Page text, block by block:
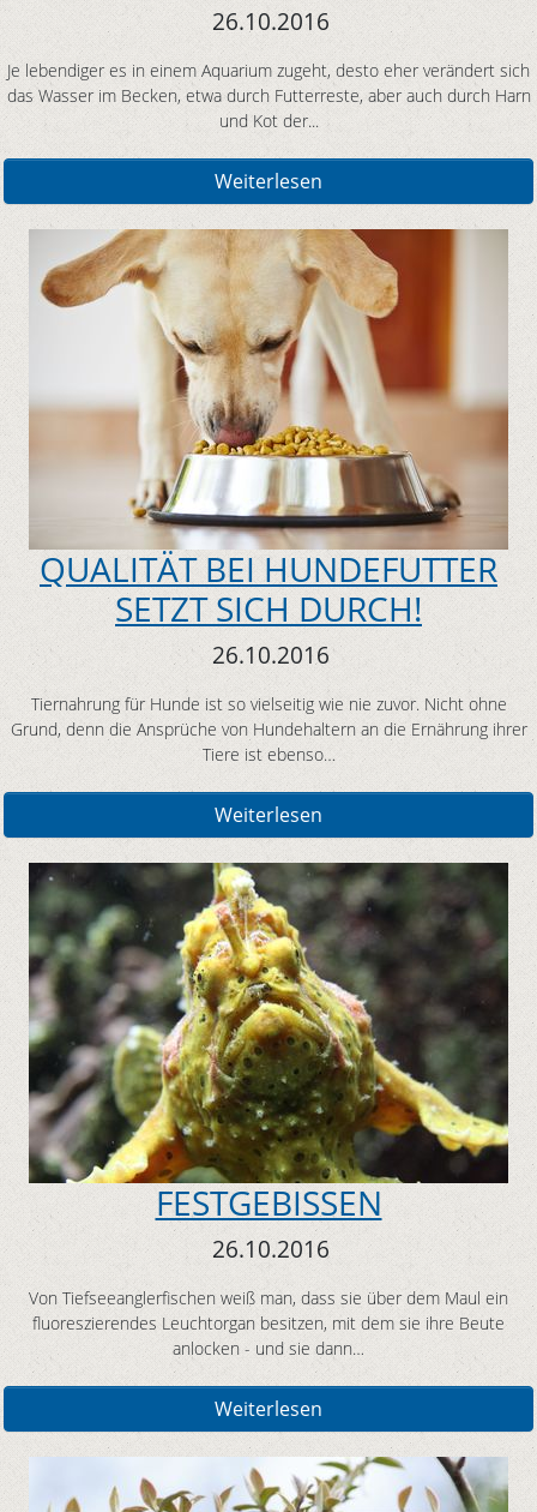
26.10.2016
Je lebendiger es in einem Aquarium zugeht, desto eher verändert sich
das Wasser im Becken, etwa durch Futterreste, aber auch durch Harn
und Kot der...
Weiterlesen
QUALITÄT BEI HUNDEFUTTER
SETZT SICH DURCH!
26.10.2016
Tiernahrung für Hunde ist so vielseitig wie nie zuvor. Nicht ohne
Grund, denn die Ansprüche von Hundehaltern an die Ernährung ihrer
Tiere ist ebenso…
Weiterlesen
FESTGEBISSEN
26.10.2016
Von Tiefseeanglerfischen weiß man, dass sie über dem Maul ein
fluoreszierendes Leuchtorgan besitzen, mit dem sie ihre Beute
anlocken - und sie dann…
Weiterlesen